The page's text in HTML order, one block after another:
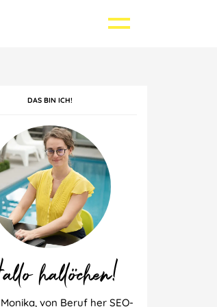
DAS BIN ICH!
hallöchen!
von Beruf her SEO-